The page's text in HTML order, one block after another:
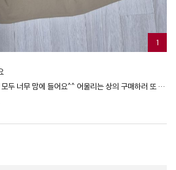
1
무 맘에 들어요^^ 어울리는 상의 구매하러 또 와야겠어요ㅋ